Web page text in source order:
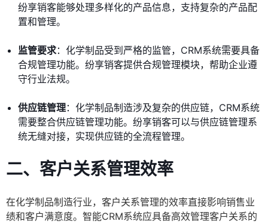
纷享销客能够处理多样化的产品信息，支持复杂的产品配
置和管理。
监管要求：化学制品受到严格的监管，CRM系统需要具备
合规管理功能。纷享销客提供合规管理模块，帮助企业遵
守行业法规。
供应链管理：化学制品制造涉及复杂的供应链，CRM系统
需要整合供应链管理功能。纷享销客可以与供应链管理系
统无缝对接，实现供应链的全流程管理。
二、客户关系管理效率
在化学制品制造行业，客户关系管理的效率直接影响销售业
绩和客户满意度。智能CRM系统应具备高效管理客户关系的